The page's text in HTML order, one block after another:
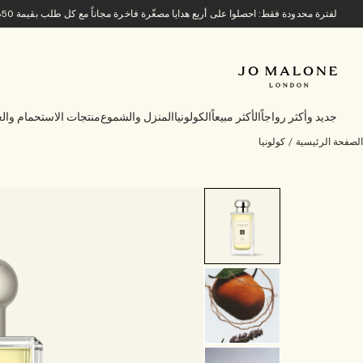
لفترة محدودة فقط: احصلوا على أربع هدايا مصغّرة فاخرة مجاناً مع كل طلب بقيمة 850 ريالاً سعودياً أو أكثر.
جديد وأكثر رواجاً الأكثر مبيعاً الكولونيا المنزل والشموعمنتجات الاستحمام
الصفحة الرئيسية / كولونيا